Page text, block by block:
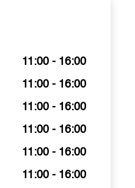
11:00 - 16:00
11:00 - 16:00
11:00 - 16:00
11:00 - 16:00
11:00 - 16:00
11:00 - 16:00